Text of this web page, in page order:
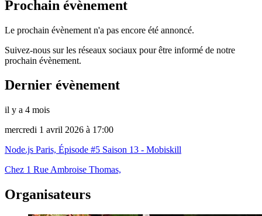
Prochain évènement
Le prochain évènement n'a pas encore été annoncé.
Suivez-nous sur les réseaux sociaux pour être informé de notre
prochain évènement.
Dernier évènement
il y a 4 mois
mercredi 1 avril 2026 à 17:00
Node.js Paris, Épisode #5 Saison 13 - Mobiskill
Chez 1 Rue Ambroise Thomas,
Organisateurs